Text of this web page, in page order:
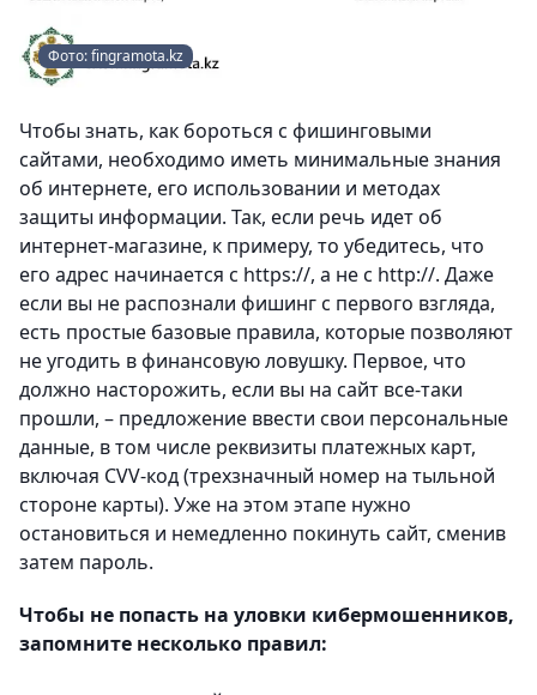
Фото: fingramota.kz
Чтобы знать, как бороться с фишинговыми
сайтами, необходимо иметь минимальные знания
об интернете, его использовании и методах
защиты информации. Так, если речь идет об
интернет-магазине, к примеру, то убедитесь, что
его адрес начинается с https://, а не с http://. Даже
если вы не распознали фишинг с первого взгляда,
есть простые базовые правила, которые позволяют
не угодить в финансовую ловушку. Первое, что
должно насторожить, если вы на сайт все-таки
прошли, – предложение ввести свои персональные
данные, в том числе реквизиты платежных карт,
включая CVV-код (трехзначный номер на тыльной
стороне карты). Уже на этом этапе нужно
остановиться и немедленно покинуть сайт, сменив
затем пароль.
Чтобы не попасть на уловки кибермошенников,
запомните несколько правил: